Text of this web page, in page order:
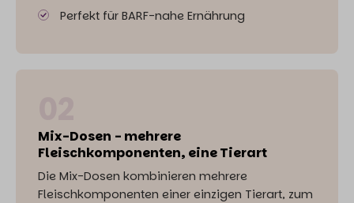
Perfekt für BARF-nahe Ernährung
Mix-Dosen - mehrere
Fleischkomponenten, eine Tierart
Die Mix-Dosen kombinieren mehrere
Fleischkomponenten einer einzigen Tierart, zum